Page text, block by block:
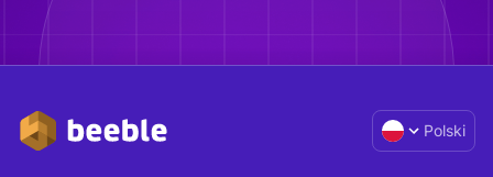
Polski